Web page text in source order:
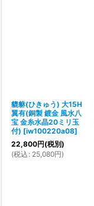
貔貅(ひきゅう) 大15H
翼有(銅製 鍍金 風水八
宝 金糸水晶20ミリ玉
付) [iw100220a08]
22,800円(税別)
(税込 : 25,080円)